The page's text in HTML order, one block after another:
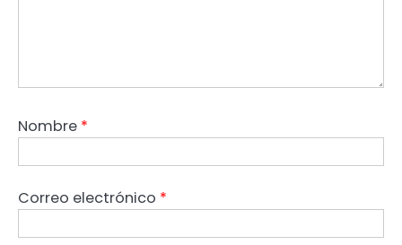
Nombre *
Correo electrónico *